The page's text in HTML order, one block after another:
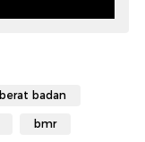
berat badan
bmr